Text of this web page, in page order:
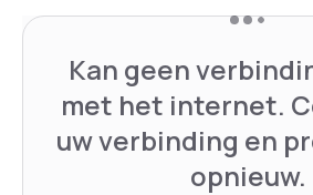
Kan geen
met het internet.
uw verbinding en
opnieuw.